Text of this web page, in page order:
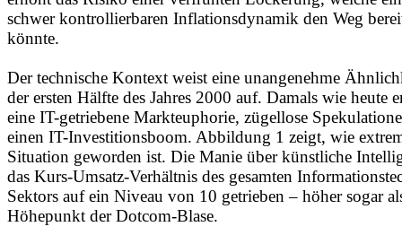
schwer kontrollierbaren Inflationsdynamik den Weg
könnte.
Der technische Kontext weist eine unangenehme
der ersten Hälfte des Jahres 2000 auf. Damals wie heute
eine IT-getriebene Markteuphorie, zügellose
einen IT-Investitionsboom. Abbildung 1 zeigt, wie
Situation geworden ist. Die Manie über künstliche
das Kurs-Umsatz-Verhältnis des gesamten
Sektors auf ein Niveau von 10 getrieben – höher sogar
Höhepunkt der Dotcom-Blase.